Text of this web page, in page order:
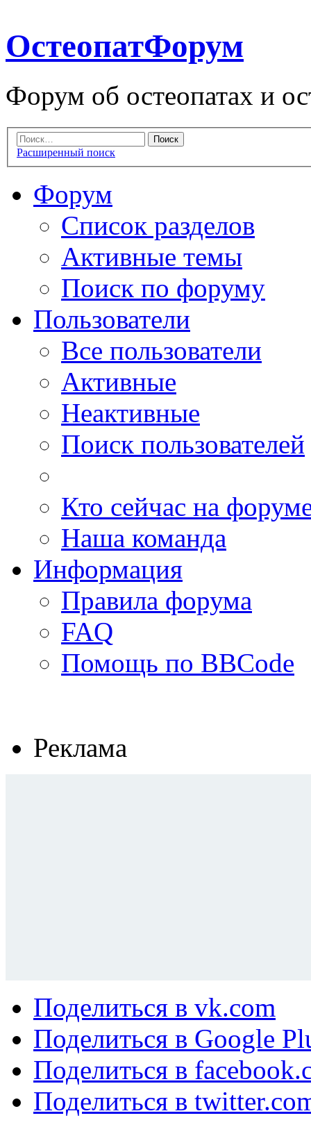
ОстеопатФорум
Форум об остеопатах и
Расширенный поиск
Форум
Список разделов
Активные темы
Поиск по форуму
Пользователи
Все пользователи
Активные
Неактивные
Поиск пользователей
Кто сейчас на
Наша команда
Информация
Правила форума
FAQ
Помощь по BBCode
Реклама
Поделиться в vk.com
Поделиться в Google
Поделиться в
Поделиться в